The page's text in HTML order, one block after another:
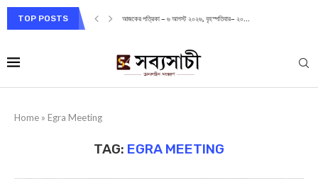
TOP POSTS আজকের পত্রিকা – ৬ আগস্ট ২০২৬, বৃহস্পতিবার– ২০...
Home » Egra Meeting
TAG: EGRA MEETING